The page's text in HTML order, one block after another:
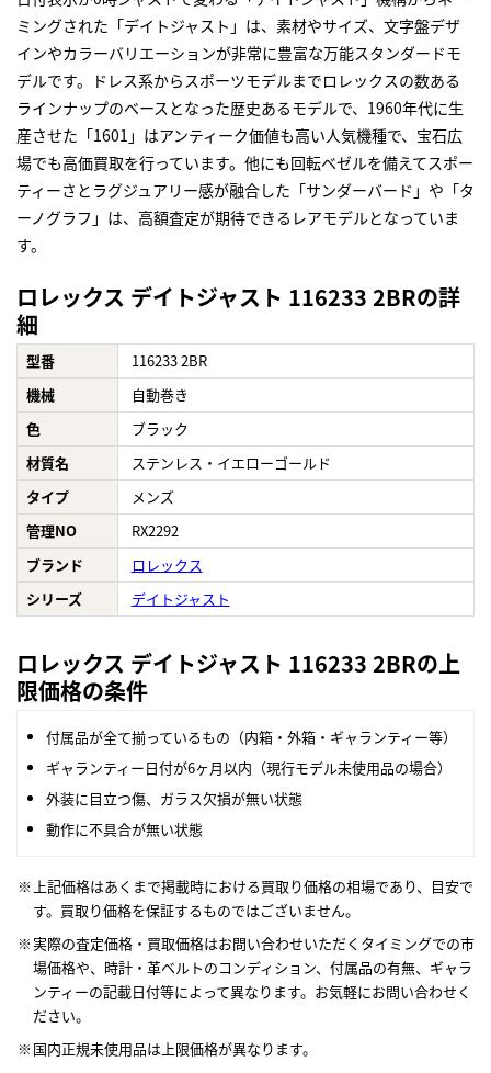
ミングされた「デイトジャスト」は、素材やサイズ、文字盤デザ
インやカラーバリエーションが非常に豊富な万能スタンダードモ
デルです。ドレス系からスポーツモデルまでロレックスの数ある
ラインナップのベースとなった歴史あるモデルで、1960年代に生
産させた「1601」はアンティーク価値も高い人気機種で、宝石広
場でも高価買取を行っています。他にも回転ベゼルを備えてスポー
ティーさとラグジュアリー感が融合した「サンダーバード」や「タ
ーノグラフ」は、高額査定が期待できるレアモデルとなっていま
す。
ロレックス デイトジャスト 116233 2BRの詳
細
型番
116233 2BR
機械
自動巻き
色
ブラック
材質名
ステンレス・イエローゴールド
タイプ
メンズ
管理NO
RX2292
ブランド
ロレックス
シリーズ
デイトジャスト
ロレックス デイトジャスト 116233 2BRの上
限価格の条件
付属品が全て揃っているもの（内箱・外箱・ギャランティー等）
ギャランティー日付が6ヶ月以内（現行モデル未使用品の場合）
外装に目立つ傷、ガラス欠損が無い状態
動作に不具合が無い状態
上記価格はあくまで掲載時における買取り価格の相場であり、目安で
す。買取り価格を保証するものではございません。
実際の査定価格・買取価格はお問い合わせいただくタイミングでの市
場価格や、時計・革ベルトのコンディション、付属品の有無、ギャラ
ンティーの記載日付等によって異なります。お気軽にお問い合わせく
ださい。
国内正規未使用品は上限価格が異なります。